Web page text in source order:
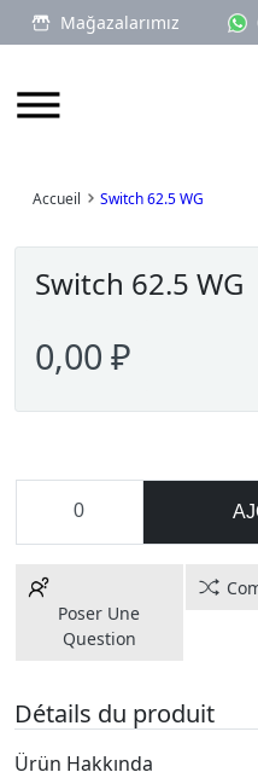
Mağazalarımız
Accueil Switch 62.5 WG
Switch 62.5 WG
0,00 ₽
Poser Une
Question
Détails du produit
Ürün Hakkında